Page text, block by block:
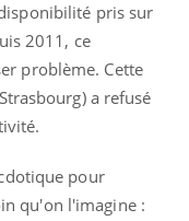
pris sur
2011, ce
problème. Cette
a refusé
pour
qu'on l'imagine :